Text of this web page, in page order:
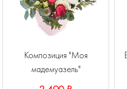
Композиция "Моя
мадемуазель"